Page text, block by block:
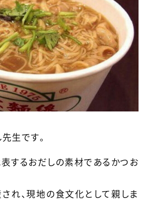
生です。
するおだしの素材であるかつお
れ、現地の食文化として親しま